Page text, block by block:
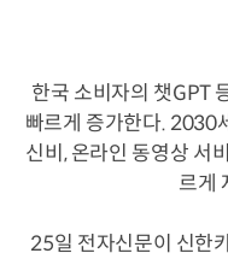
한국 소비자의 챗GPT
빠르게 증가한다. 2030
신비, 온라인 동영상 서
르게
25일 전자신문이 신한